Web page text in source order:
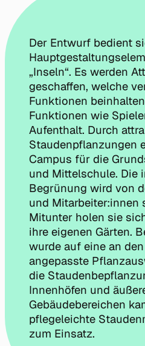
Der Entwurf bedient
„Inseln“. Es werden
geschaffen, welche
Funktionen
Funktionen wie
Aufenthalt. Durch
Staudenpflanzungen
Campus für die
und Mittelschule. Die
Begrünung wird von
und Mitarbeiter:innen
Mitunter holen sie
ihre eigenen Gärten.
wurde auf eine an
angepasste
die
Innenhöfen und
Gebäudebereichen
pflegeleichte
zum Einsatz.